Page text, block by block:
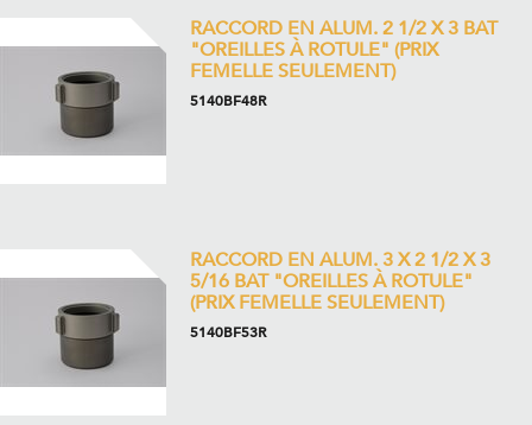
RACCORD EN ALUM. 2 1/2 X 3 BAT
"OREILLES À ROTULE" (PRIX
FEMELLE SEULEMENT)
5140BF48R
RACCORD EN ALUM. 3 X 2 1/2 X 3
5/16 BAT "OREILLES À ROTULE"
(PRIX FEMELLE SEULEMENT)
5140BF53R